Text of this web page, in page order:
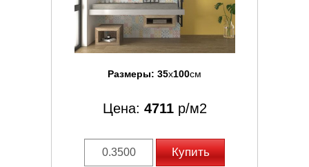
Размеры: 35x100см
Цена: 4711р/м2
Купить